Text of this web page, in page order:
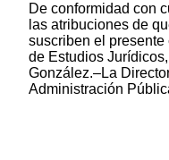
De conformidad con
las atribuciones de
suscriben el
de Estudios
González.–La
Administración